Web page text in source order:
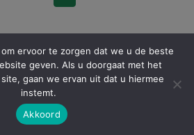
zegent
en
beschermt
aantal
ervoor te zorgen dat we u de beste
geven. Als u doorgaat met het
gaan we ervan uit dat u hiermee
instemt.
Akkoord